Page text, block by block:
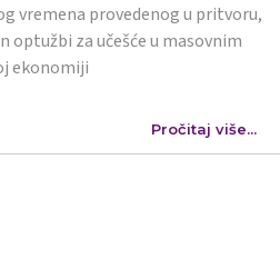
vremena provedenog u pritvoru,
optužbi za učešće u masovnim
ekonomiji
Pročitaj više...